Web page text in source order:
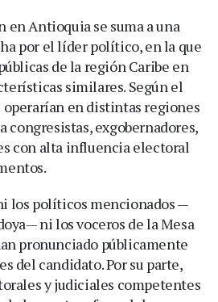
en Antioquia se suma a una
por el líder político, en la que
de la región Caribe en
similares. Según el
operarían en distintas regiones
congresistas, exgobernadores,
con alta influencia electoral
los políticos mencionados —
ni los voceros de la Mesa
pronunciado públicamente
del candidato. Por su parte,
y judiciales competentes